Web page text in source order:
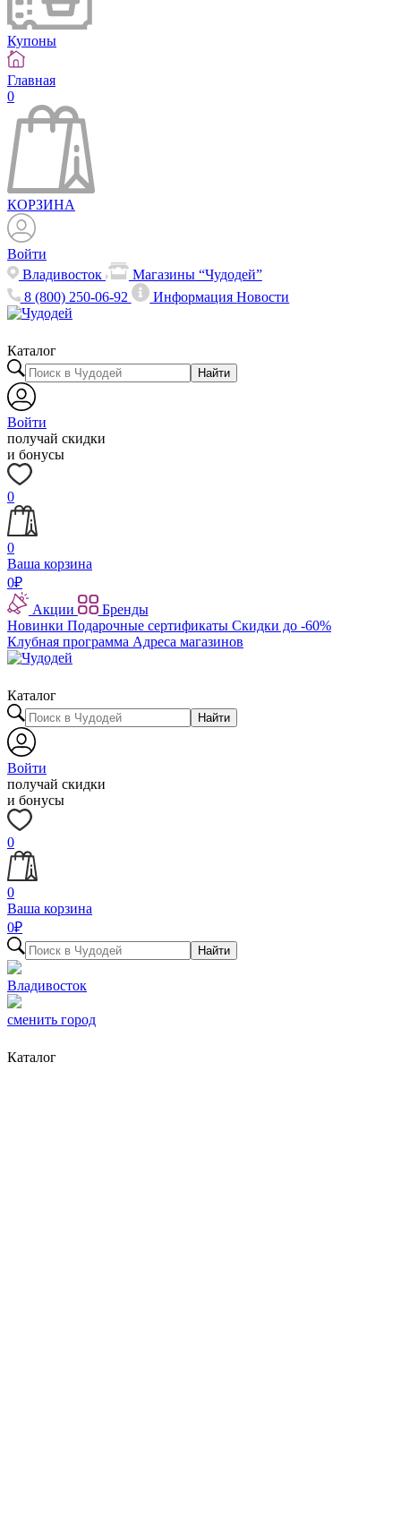
Купоны
Главная
0
КОРЗИНА
Войти
Владивосток
Магазины “Чудодей”
8 (800) 250-06-92
ИнформацияНовости
Каталог
Найти
Войти
получай скидки
и бонусы
0
0
Ваша корзина
0₽
Акции
Бренды
Новинки Подарочные сертификаты Скидки до -60%
Клубная программа Адреса магазинов
Каталог
Найти
Войти
получай скидки
и бонусы
0
0
Ваша корзина
0₽
Найти
Владивосток
сменить город
Каталог